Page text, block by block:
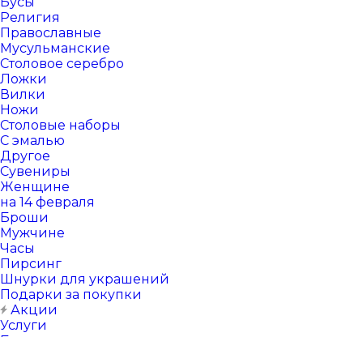
Религия
Православные
Мусульманские
Столовое серебро
Ложки
Вилки
Ножи
Столовые наборы
С эмалью
Другое
Сувениры
Женщине
на 14 февраля
Броши
Мужчине
Часы
Пирсинг
Шнурки для украшений
Подарки за покупки
Акции
Услуги